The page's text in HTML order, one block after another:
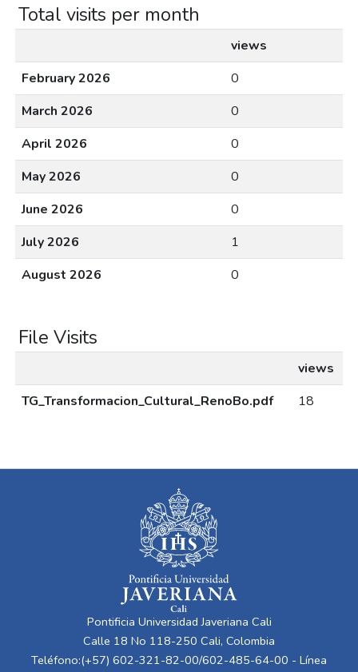
Total visits per month
views
February 2026
0
March 2026
0
April 2026
0
May 2026
0
June 2026
0
July 2026
1
August 2026
0
File Visits
views
TG_Transformacion_Cultural_RenoBo.pdf
18
Pontificia Universidad Javeriana Cali
Calle 18 No 118-250 Cali, Colombia
Teléfono:(+57) 602-321-82-00/602-485-64-00 - Línea